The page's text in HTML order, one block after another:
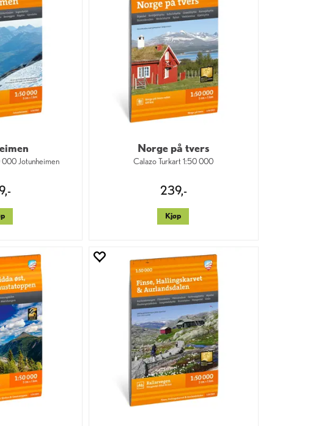
000 Jotunheimen
Norge på tvers
Calazo Turkart 1:50 000
239,-
Kjøp